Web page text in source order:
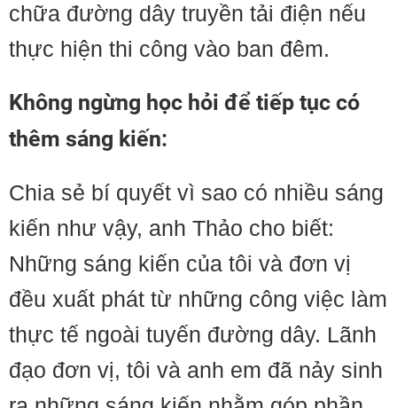
chữa đường dây truyền tải điện nếu
thực hiện thi công vào ban đêm.
Không ngừng học hỏi để tiếp tục có
thêm sáng kiến:
Chia sẻ bí quyết vì sao có nhiều sáng
kiến như vậy, anh Thảo cho biết:
Những sáng kiến của tôi và đơn vị
đều xuất phát từ những công việc làm
thực tế ngoài tuyến đường dây. Lãnh
đạo đơn vị, tôi và anh em đã nảy sinh